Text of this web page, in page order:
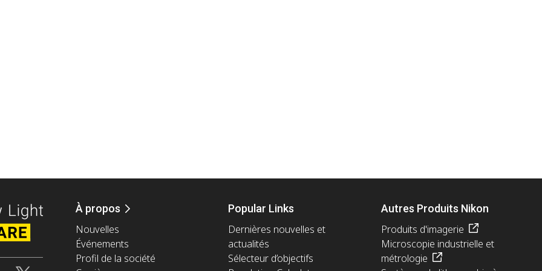
À propos
Nouvelles
Événements
Profil de la société
Popular Links
Dernières nouvelles et
actualités
Sélecteur d’objectifs
Autres Produits Nikon
Produits d'imagerie
Microscopie industrielle et
métrologie